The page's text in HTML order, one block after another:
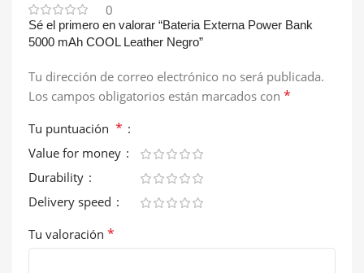
0
Sé el primero en valorar “Bateria Externa Power Bank
5000 mAh COOL Leather Negro”
Tu dirección de correo electrónico no será publicada.
Los campos obligatorios están marcados con *
Tu puntuación *
Value for money
Durability
Delivery speed
Tu valoración *